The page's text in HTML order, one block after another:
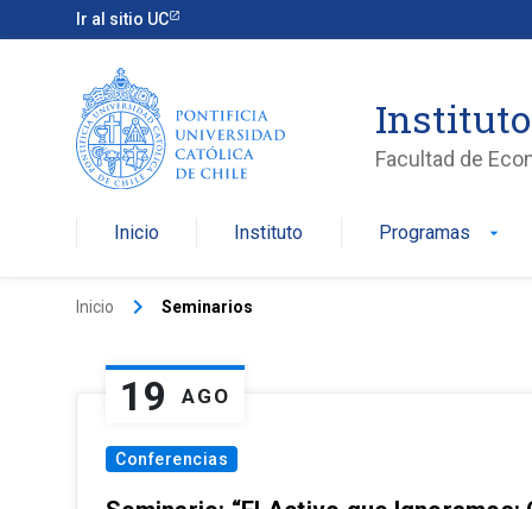
Ir al sitio UC
Facultad de
Inicio Instituto Programas arrow_drop_down
Inicio keyboard_arrow_right Seminarios
19 AGO
Conferencias